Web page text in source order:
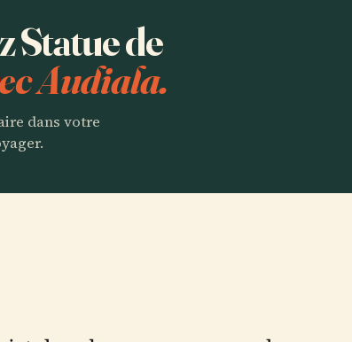
Statue de
Audiala.
dans votre